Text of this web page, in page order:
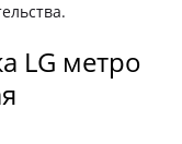
LG метро